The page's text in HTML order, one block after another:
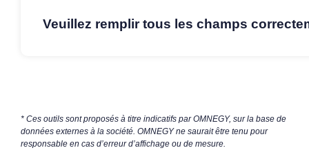
Veuillez remplir tous les champs
* Ces outils sont proposés à titre indicatifs par OMNEGY, sur la base de
données externes à la société. OMNEGY ne saurait être tenu pour
responsable en cas d’erreur d’affichage ou de mesure.